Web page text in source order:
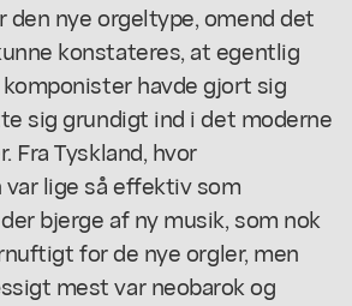
nye orgeltype, omend det
konstateres, at egentlig
havde gjort sig
sig grundigt ind i det moderne
Fra Tyskland, hvor
lige så effektiv som
bjerge af ny musik, som nok
for de nye orgler, men
mest var neobarok og